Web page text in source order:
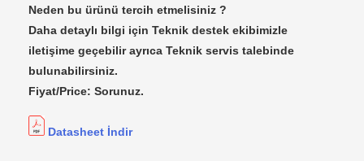
Neden bu ürünü tercih etmelisiniz ?
Daha detaylı bilgi için Teknik destek ekibimizle
iletişime geçebilir ayrıca Teknik servis talebinde
bulunabilirsiniz.
Fiyat/Price: Sorunuz.
Datasheet İndir